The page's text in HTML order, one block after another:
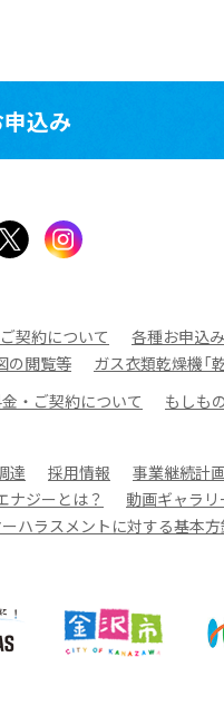
込み
契約について 各種お申込み
の閲覧等
ガス衣類乾燥機「
・ご契約について もしも
達 採用情報 事業継続計画
ナジーとは？ 動画ギャラリ
ハラスメントに対する基本方